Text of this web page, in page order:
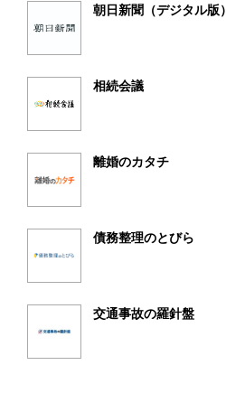
朝日新聞（デジタル版）
相続会議
離婚のカタチ
債務整理のとびら
交通事故の羅針盤